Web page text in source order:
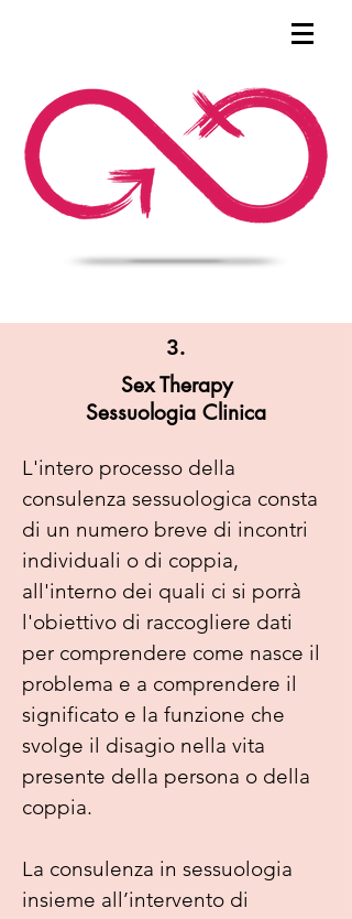
3.
Sex Therapy
Sessuologia Clinica
L'intero processo della
consulenza sessuologica consta
di un numero breve di incontri
individuali o di coppia,
all'interno dei quali ci si porrà
l'obiettivo di raccogliere dati
per comprendere come nasce il
problema e a comprendere il
significato e la funzione che
svolge il disagio nella vita
presente della persona o della
coppia.
La consulenza in sessuologia
insieme all’intervento di